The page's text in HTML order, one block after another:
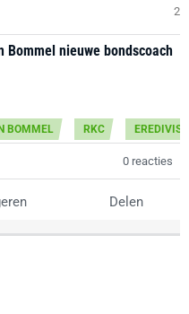
2
Bommel nieuwe bondscoach
BOMMEL RKC
0 reacties
Delen